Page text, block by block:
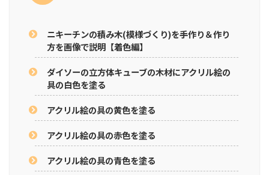
ニキーチンの積み木(模様づくり)を手作り＆作り
方を画像で説明【着色編】
ダイソーの立方体キューブの木材にアクリル絵の
具の白色を塗る
アクリル絵の具の黄色を塗る
アクリル絵の具の赤色を塗る
アクリル絵の具の青色を塗る